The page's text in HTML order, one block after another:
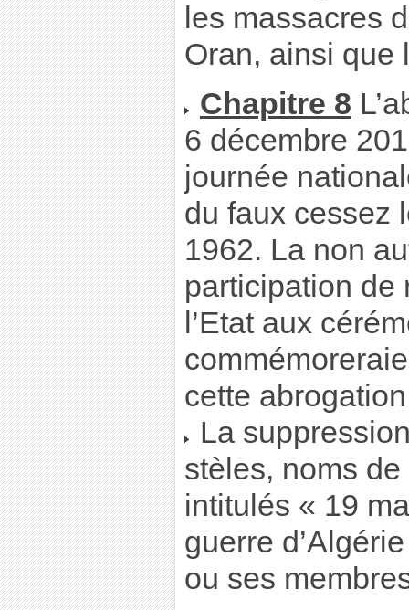
les massacres
Oran, ainsi que
Chapitre 8
6 décembre
journée
du faux cessez
1962. La non
participation de
l’Etat aux
cette
La
stèles, noms
intitulés « 19
guerre
ou ses